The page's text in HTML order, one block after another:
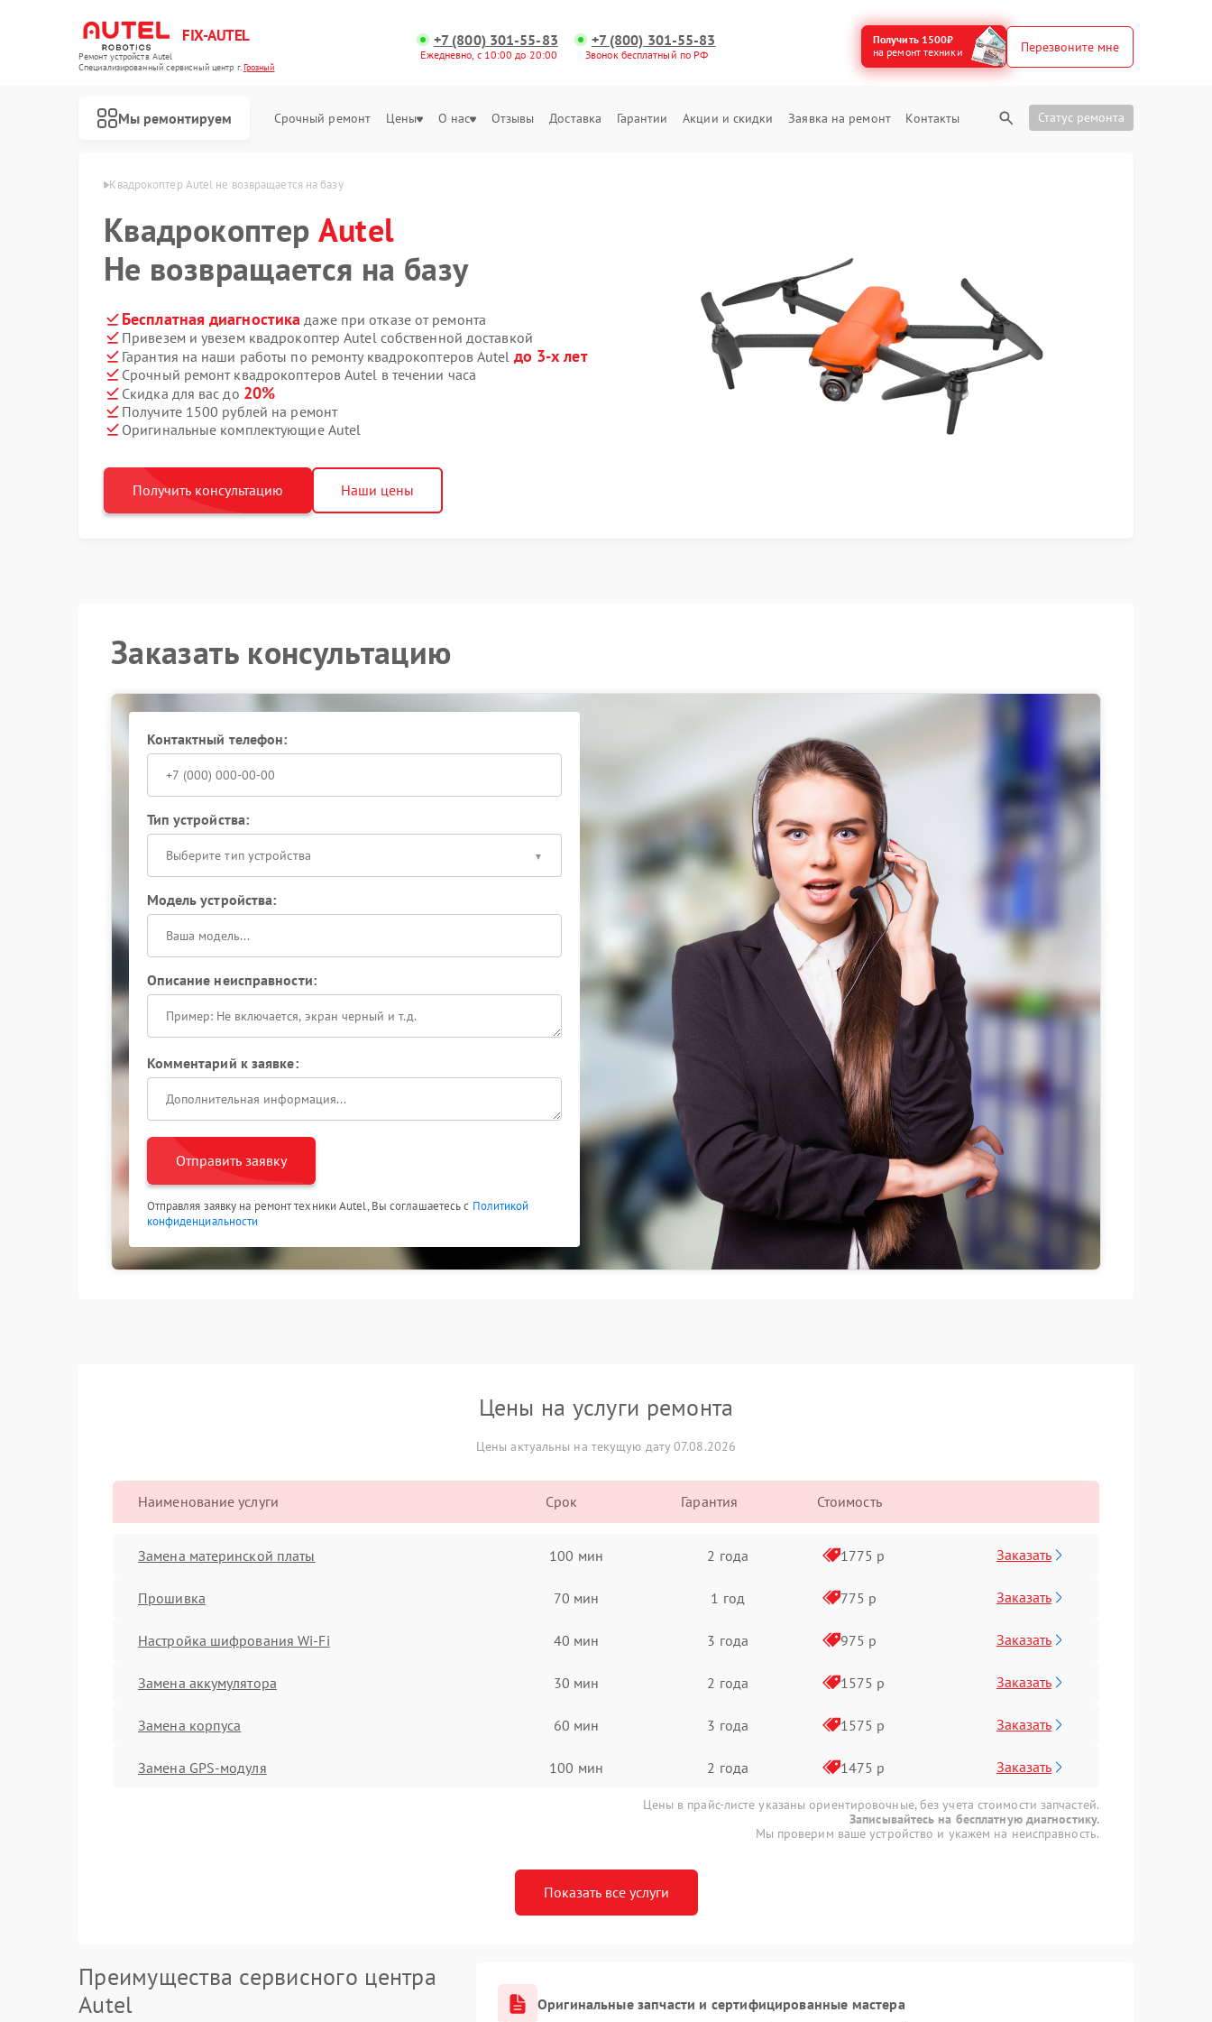
FIX-AUTEL
Ремонт устройств Autel
Специализированный cервисный центр г.Грозный
+7 (800) 301-55-83
Ежедневно, с 10:00 до 20:00
+7 (800) 301-55-83
Звонок бесплатный по РФ
Получить 1500₽
на ремонт техники
Перезвоните мне
Мы ремонтируем Срочный ремонт Цены О нас Отзывы Доставка Гарантии Акции и скидки Заявка на ремонт Контакты Статус ремонта
Autel в Грозном Квадрокоптер Autel не возвращается на базу
Квадрокоптер Autel
Не возвращается на базу
Бесплатная диагностика даже при отказе от ремонта
Привезем и увезем квадрокоптер Autel собственной доставкой
Гарантия на наши работы по ремонту квадрокоптеров Autel до 3-х лет
Срочный ремонт квадрокоптеров Autel в течении часа
Скидка для вас до 20%
Получите 1500 рублей на ремонт
Оригинальные комплектующие Autel
Получить консультацию Наши цены
Заказать консультацию
Контактный телефон:
Тип устройства:
Выберите тип устройства
Модель устройства:
Описание неисправности:
Комментарий к заявке:
Отправить заявку
Отправляя заявку на ремонт техники Autel, Вы соглашаетесь с Политикой
конфиденциальности
Цены на услуги ремонта
Цены актуальны на текущую дату 07.08.2026
Наименование услуги Срок Гарантия Стоимость
Замена материнской платы 100 мин 2 года 1775 р Заказать
Прошивка 70 мин 1 год 775 р Заказать
Настройка шифрования Wi-Fi 40 мин 3 года 975 р Заказать
Замена аккумулятора 30 мин 2 года 1575 р Заказать
Замена корпуса 60 мин 3 года 1575 р Заказать
Замена GPS-модуля 100 мин 2 года 1475 р Заказать
Цены в прайс-листе указаны ориентировочные, без учета стоимости запчастей.
Записывайтесь на бесплатную диагностику.
Мы проверим ваше устройство и укажем на неисправность.
Показать все услуги
Преимущества сервисного центра
Autel
Оригинальные запчасти и сертифицированные мастера